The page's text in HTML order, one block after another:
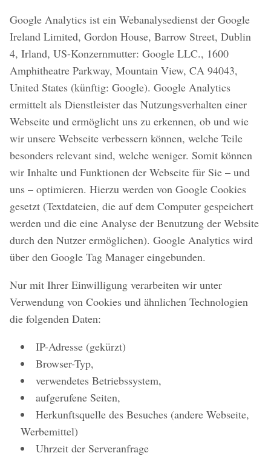
Google Analytics ist ein Webanalysedienst der Google
Ireland Limited, Gordon House, Barrow Street, Dublin
4, Irland, US-Konzernmutter: Google LLC., 1600
Amphitheatre Parkway, Mountain View, CA 94043,
United States (künftig: Google). Google Analytics
ermittelt als Dienstleister das Nutzungsverhalten einer
Webseite und ermöglicht uns zu erkennen, ob und wie
wir unsere Webseite verbessern können, welche Teile
besonders relevant sind, welche weniger. Somit können
wir Inhalte und Funktionen der Webseite für Sie – und
uns – optimieren. Hierzu werden von Google Cookies
gesetzt (Textdateien, die auf dem Computer gespeichert
werden und die eine Analyse der Benutzung der Website
durch den Nutzer ermöglichen). Google Analytics wird
über den Google Tag Manager eingebunden.
Nur mit Ihrer Einwilligung verarbeiten wir unter
Verwendung von Cookies und ähnlichen Technologien
die folgenden Daten:
IP-Adresse (gekürzt)
Browser-Typ,
verwendetes Betriebssystem,
aufgerufene Seiten,
Herkunftsquelle des Besuches (andere Webseite,
Werbemittel)
Uhrzeit der Serveranfrage